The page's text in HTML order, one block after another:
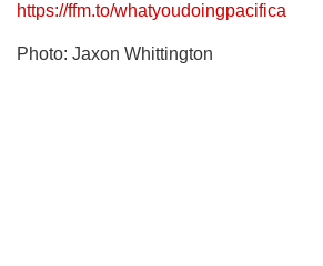
https://ffm.to/whatyoudoingpacifica
Photo: Jaxon Whittington